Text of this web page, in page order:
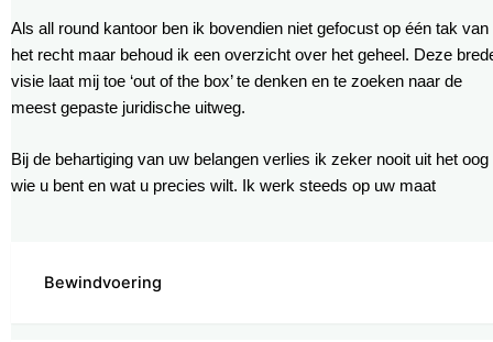
Bewindvoering
Als all round kantoor ben ik bovendien niet gefocust op één tak van
het recht maar behoud ik een overzicht over het geheel. Deze
visie laat mij toe ‘out of the box’ te denken en te zoeken naar de
meest gepaste juridische uitweg.
Bij de behartiging van uw belangen verlies ik zeker nooit uit het oog
wie u bent en wat u precies wilt. Ik werk steeds op uw maat